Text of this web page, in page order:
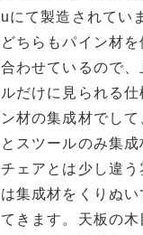
uにて製造されてい
どちらもパイン材
合わせているので
ルだけに見られる
ン材の集成材でし
とスツールのみ集
チェアとは少し違
は集成材をくりぬ
てきます。天板の